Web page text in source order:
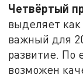
Четвёртый
выделяет
важный для
развитие. По
возможен